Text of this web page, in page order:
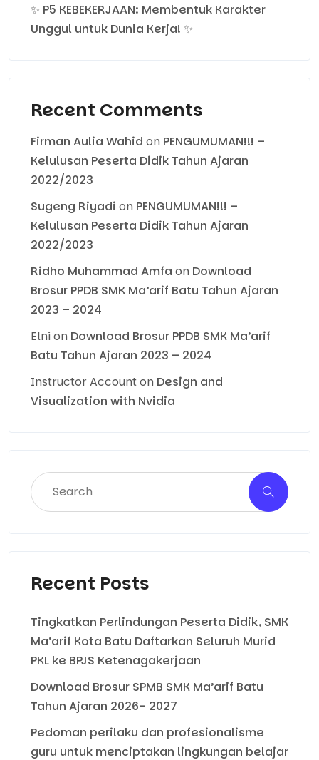
✨ P5 KEBEKERJAAN: Membentuk Karakter
Unggul untuk Dunia Kerja! ✨
Recent Comments
Firman Aulia Wahid on PENGUMUMAN!!! –
Kelulusan Peserta Didik Tahun Ajaran
2022/2023
Sugeng Riyadi on PENGUMUMAN!!! –
Kelulusan Peserta Didik Tahun Ajaran
2022/2023
Ridho Muhammad Amfa on Download
Brosur PPDB SMK Ma’arif Batu Tahun Ajaran
2023 – 2024
Elnion Download Brosur PPDB SMK Ma’arif
Batu Tahun Ajaran 2023 – 2024
Instructor Accounton Design and
Visualization with Nvidia
Recent Posts
Tingkatkan Perlindungan Peserta Didik, SMK
Ma’arif Kota Batu Daftarkan Seluruh Murid
PKL ke BPJS Ketenagakerjaan
Download Brosur SPMB SMK Ma’arif Batu
Tahun Ajaran 2026- 2027
Pedoman perilaku dan profesionalisme
guru untuk menciptakan lingkungan belajar